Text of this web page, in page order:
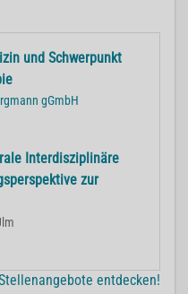
und Schwerpunkt
gGmbH
Interdisziplinäre
zur
entdecken!